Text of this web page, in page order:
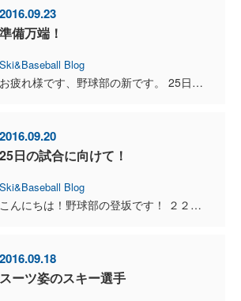
2016.09.23
準備万端！
Ski&Baseball Blog
お疲れ様です、野球部の新です。 25日の試合に向けてトレーニングも仕上げにかかってます。 何事も試合前というのは準備が大事だと思っていますので、 準備の内容によって発揮できるパフォー...
2016.09.20
25日の試合に向けて！
Ski&Baseball Blog
こんにちは！野球部の登坂です！ ２２日の試合が無くなって２５日に試合が 移行したので２５日の試合に向けて 走り込みました！ 投手は走り込みがとても重要です！ ２５日の相手...
2016.09.18
スーツ姿のスキー選手